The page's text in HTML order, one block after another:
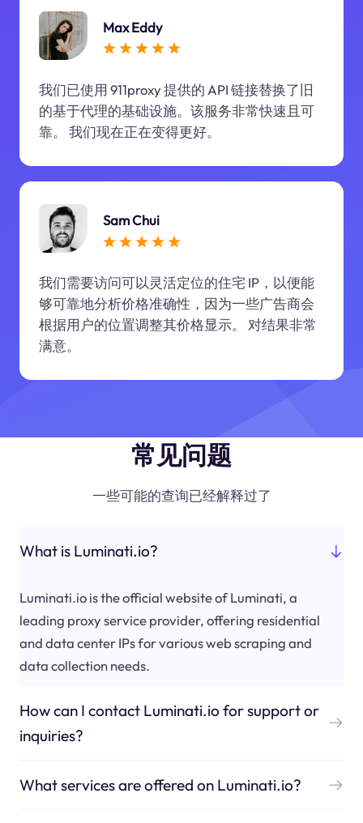
Max Eddy
我们已使用 911proxy 提供的 API 链接替换了旧
的基于代理的基础设施。该服务非常快速且可
靠。 我们现在正在变得更好。
Sam Chui
我们需要访问可以灵活定位的住宅 IP，以便能
够可靠地分析价格准确性，因为一些广告商会
根据用户的位置调整其价格显示。 对结果非常
满意。
常见问题
一些可能的查询已经解释过了
What is Luminati.io?
Luminati.io is the official website of Luminati, a
leading proxy service provider, offering residential
and data center IPs for various web scraping and
data collection needs.
How can I contact Luminati.io for support or
inquiries?
What services are offered on Luminati.io?